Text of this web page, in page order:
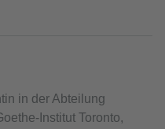
in der Abteilung
Institut Toronto,